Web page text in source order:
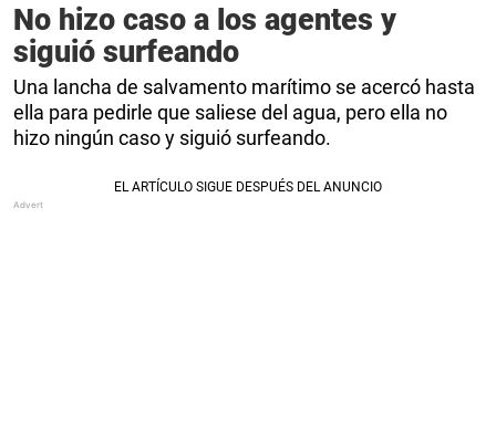
No hizo caso a los agentes y
siguió surfeando
Una lancha de salvamento marítimo se acercó hasta
ella para pedirle que saliese del agua, pero ella no
hizo ningún caso y siguió surfeando.